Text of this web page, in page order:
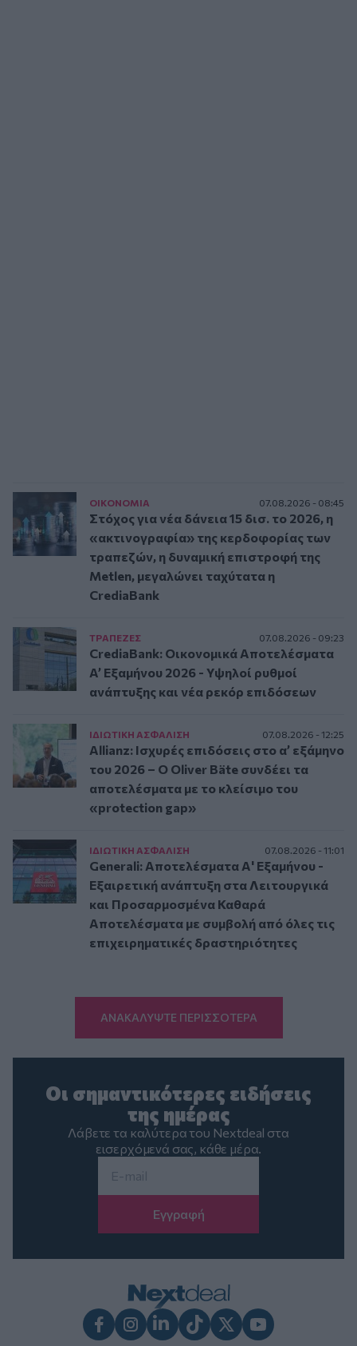
ΟΙΚΟΝΟΜΙΑ 07.08.2026 - 08:45
Στόχος για νέα δάνεια 15 δισ. το 2026, η
«ακτινογραφία» της κερδοφορίας των
τραπεζών, η δυναμική επιστροφή της
Metlen, μεγαλώνει ταχύτατα η
CrediaBank
ΤΡAΠΕΖΕΣ 07.08.2026 - 09:23
CrediaBank: Οικονομικά Αποτελέσματα
A’ Εξαμήνου 2026 - Υψηλοί ρυθμοί
ανάπτυξης και νέα ρεκόρ επιδόσεων
ΙΔΙΩΤΙΚΗ ΑΣΦAΛΙΣΗ 07.08.2026 - 12:25
Allianz: Ισχυρές επιδόσεις στο α’ εξάμηνο
του 2026 – Ο Oliver Bäte συνδέει τα
αποτελέσματα με το κλείσιμο του
«protection gap»
ΙΔΙΩΤΙΚΗ ΑΣΦAΛΙΣΗ 07.08.2026 - 11:01
Generali: Αποτελέσματα Α' Εξαμήνου -
Εξαιρετική ανάπτυξη στα Λειτουργικά
και Προσαρμοσμένα Καθαρά
Αποτελέσματα με συμβολή από όλες τις
επιχειρηματικές δραστηριότητες
ΑΝΑΚΑΛΥΨΤΕ ΠΕΡΙΣΣΟΤΕΡΑ
Οι σημαντικότερες ειδήσεις
της ημέρας
Λάβετε τα καλύτερα του Nextdeal στα
εισερχόμενά σας, κάθε μέρα.